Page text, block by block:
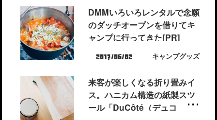
DMMいろいろレンタルで念願
のダッチオーブンを借りてキ
ャンプに行ってきた[PR]
2017/06/02 キャンプグッズ
来客が楽しくなる折り畳みイ
ス。ハニカム構造の紙製スツ
ール「DuCôté（デュコ